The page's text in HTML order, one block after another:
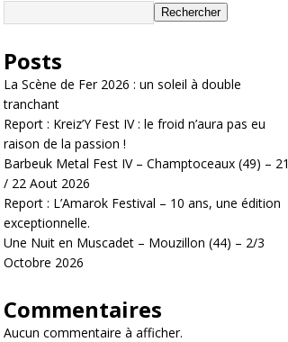
Rechercher
Posts
La Scène de Fer 2026 : un soleil à double
tranchant
Report : Kreiz’Y Fest IV : le froid n’aura pas eu
raison de la passion !
Barbeuk Metal Fest IV – Champtoceaux (49) – 21
/ 22 Aout 2026
Report : L’Amarok Festival – 10 ans, une édition
exceptionnelle.
Une Nuit en Muscadet – Mouzillon (44) – 2/3
Octobre 2026
Commentaires
Aucun commentaire à afficher.